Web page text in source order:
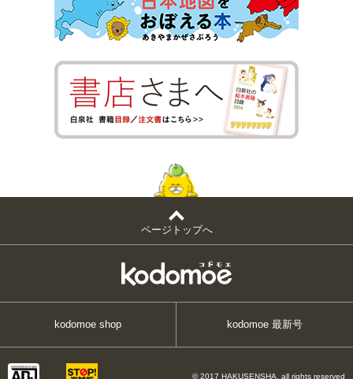
ページトップへ
kodomoe shop kodomoe 最新号
© 2017 HAKUSENSHA, all rights reserved